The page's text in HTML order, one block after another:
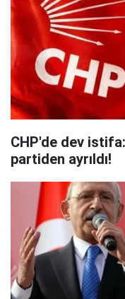
CHP'de dev
partiden ayrıldı!